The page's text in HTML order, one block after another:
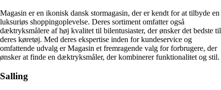
Magasin er en ikonisk dansk stormagasin, der er kendt for at tilbyde en
luksuriøs shoppingoplevelse. Deres sortiment omfatter også
dæktryksmålere af høj kvalitet til bilentusiaster, der ønsker det bedste til
deres køretøj. Med deres ekspertise inden for kundeservice og
omfattende udvalg er Magasin et fremragende valg for forbrugere, der
ønsker at finde en dæktryksmåler, der kombinerer funktionalitet og stil.
Salling